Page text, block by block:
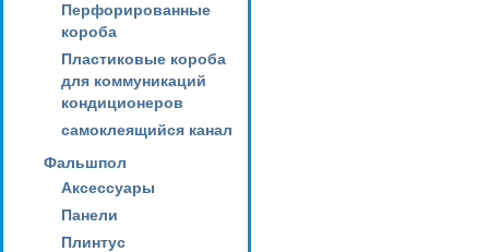
Перфорированные
короба
Пластиковые короба
для коммуникаций
кондиционеров
самоклеящийся канал
Фальшпол
Аксессуары
Панели
Плинтус